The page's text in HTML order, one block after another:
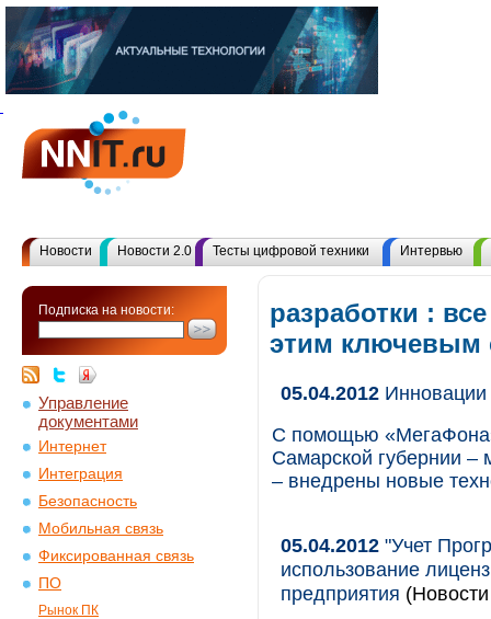
Новости Новости 2.0 Тесты цифровой техники Интервью
Подписка на новости:
Управление
документами
Интернет
Интеграция
Безопасность
Мобильная связь
Фиксированная связь
ПО
Рынок ПК
разработки :
этим ключевым
05.04.2012
С помощью
Самарской губернии –
– внедрены новые
05.04.2012 "Учет
использование
предприятия